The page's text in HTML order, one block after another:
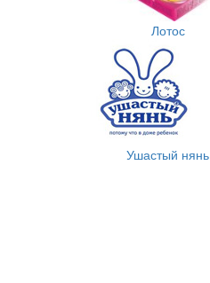
Лотос
Ушастый нянь